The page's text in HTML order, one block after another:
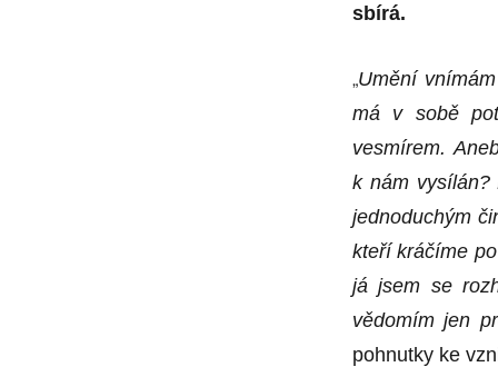
sbírá.
„Umění
má v sobě
vesmírem.
k nám vysílán?
jednoduchým
kteří kráčíme
já jsem se
vědomím jen
pohnutky ke